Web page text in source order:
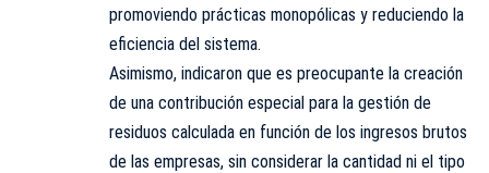
promoviendo prácticas monopólicas y reduciendo la
eficiencia del sistema.
Asimismo, indicaron que es preocupante la creación
de una contribución especial para la gestión de
residuos calculada en función de los ingresos brutos
de las empresas, sin considerar la cantidad ni el tipo